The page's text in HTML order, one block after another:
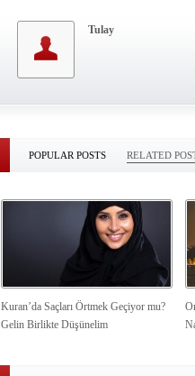
Tulay
POPULAR POSTS RELATED
Kuran’da Saçları Örtmek Geçiyor mu?
Gelin Birlikte Düşünelim